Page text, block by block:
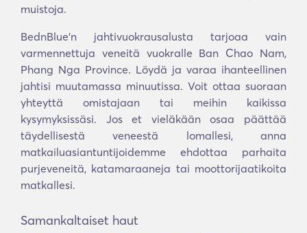
muistoja.
BednBlue'n jahtivuokrausalusta tarjoaa vain
varmennettuja veneitä vuokralle Ban Chao Nam,
Phang Nga Province. Löydä ja varaa ihanteellinen
jahtisi muutamassa minuutissa. Voit ottaa suoraan
yhteyttä omistajaan tai meihin kaikissa
kysymyksissäsi. Jos et vieläkään osaa päättää
täydellisestä veneestä lomallesi, anna
matkailuasiantuntijoidemme ehdottaa parhaita
purjeveneitä, katamaraaneja tai moottorijaatikoita
matkallesi.
Samankaltaiset haut